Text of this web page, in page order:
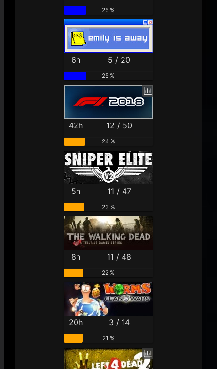
25 %
6h 5 / 20
25 %
42h 12 / 50
24 %
5h 11 / 47
23 %
8h 11 / 48
22 %
20h 3 / 14
21 %